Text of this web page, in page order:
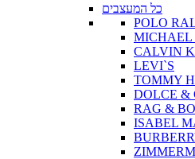
כל המעצבים
POLO
MICHAEL
CALVIN
LEVI`S
TOMMY
DOLCE &
RAG &
ISABEL